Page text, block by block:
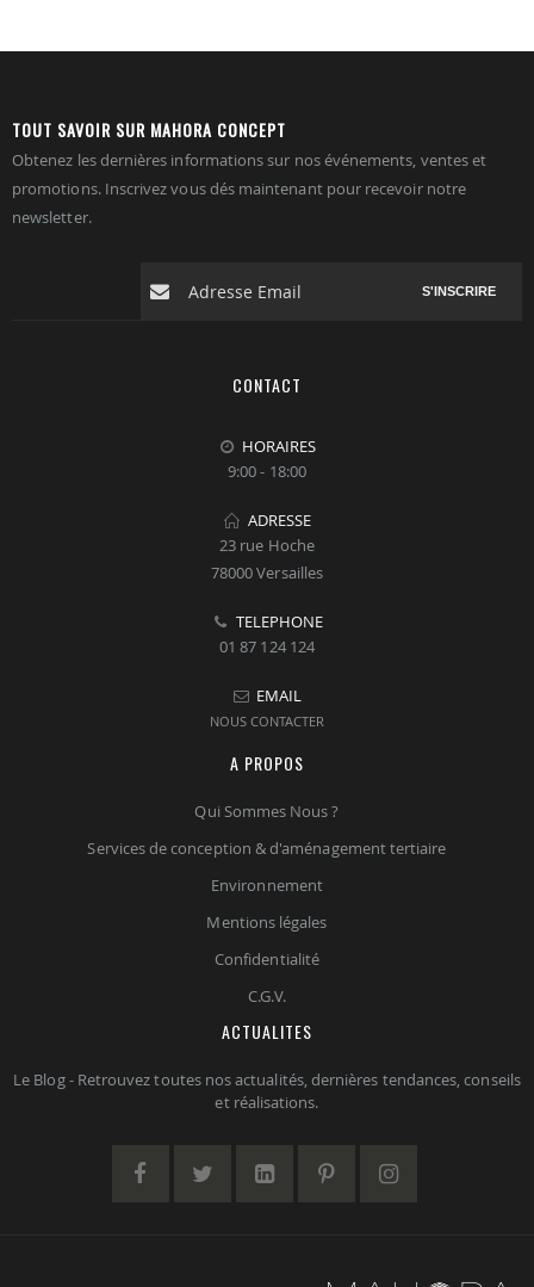
TOUT SAVOIR SUR MAHORA CONCEPT
Obtenez les dernières informations sur nos événements, ventes et
promotions. Inscrivez vous dés maintenant pour recevoir notre
newsletter.
S'INSCRIRE
CONTACT
HORAIRES
9:00 - 18:00
ADRESSE
23 rue Hoche
78000 Versailles
TELEPHONE
01 87 124 124
EMAIL
NOUS CONTACTER
A PROPOS
Qui Sommes Nous ?
Services de conception & d'aménagement tertiaire
Environnement
Mentions légales
Confidentialité
C.G.V.
ACTUALITES
Le Blog - Retrouvez toutes nos actualités, dernières tendances, conseils
et réalisations.